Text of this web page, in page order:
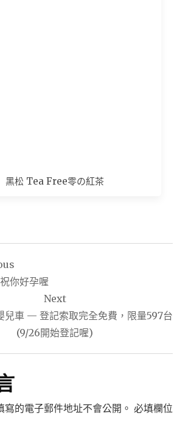
黑松 Tea Free零の紅茶
你好孕喔
Next
兒車 — 登記索取完全免費，限量597台
(9/26開始登記喔)
寫的電子郵件地址不會公開。 必填欄位